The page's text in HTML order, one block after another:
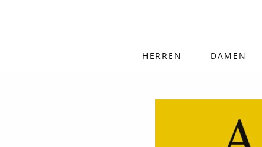
HERREN DAMEN